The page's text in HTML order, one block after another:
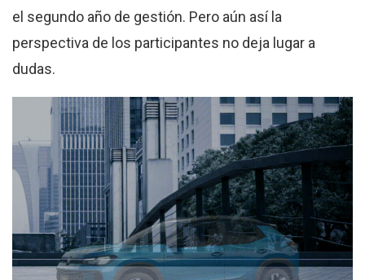
el segundo año de gestión. Pero aún así la
perspectiva de los participantes no deja lugar a
dudas.